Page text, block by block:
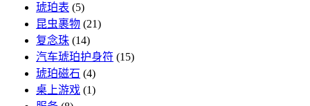
琥珀表 (5)
昆虫裹物 (21)
复念珠 (14)
汽车琥珀护身符 (15)
琥珀磁石 (4)
桌上游戏 (1)